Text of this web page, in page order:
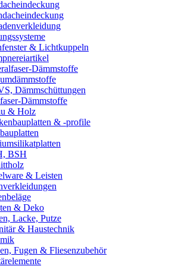
& Lichtkuppeln
Dämmstoffe
Dämmschüttungen
Dämmstoffe
& Holz
& -profile
BSH
& Leisten
& Deko
Lacke, Putze
& Haustechnik
Fugen & Fliesenzubehör